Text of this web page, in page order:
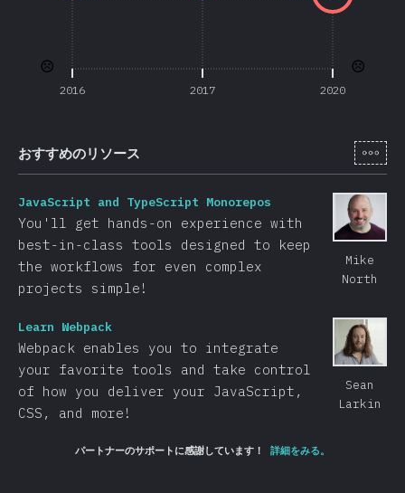
☹️
2016 2017 2020
☹️
おすすめのリソース [ja-
Mike
North
JavaScript and TypeScript Monorepos
You'll get hands-on experience with
best-in-class tools designed to keep
the workflows for even complex
projects simple!
Sean
Larkin
Learn Webpack
Webpack enables you to integrate
your favorite tools and take control
of how you deliver your JavaScript,
CSS, and more!​
パートナーのサポートに感謝しています！ 詳細をみる。